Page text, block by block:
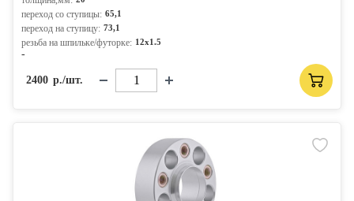
переход со ступицы: 65,1
переход на ступицу: 73,1
резьба на шпильке/футорке: 12x1.5
-
2400 р./шт.